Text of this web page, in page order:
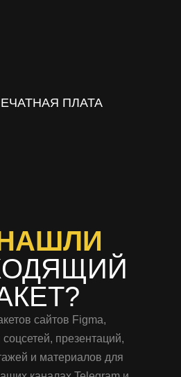
ПЛАТА
сайтов Figma,
презентаций,
и материалов для